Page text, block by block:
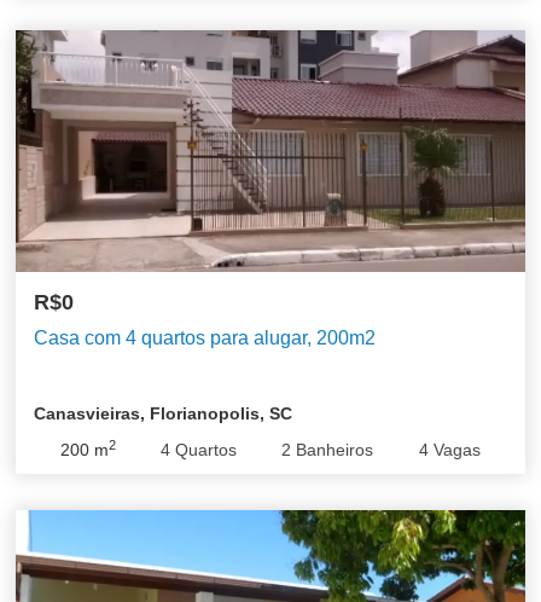
R$0
Casa com 4 quartos para alugar, 200m2
Canasvieiras, Florianopolis, SC
200 m2 4 Quartos 2 Banheiros 4Vagas